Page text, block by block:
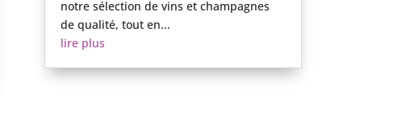
notre sélection de vins et champagnes
de qualité, tout en...
lire plus